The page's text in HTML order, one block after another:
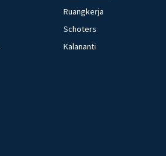
Ruangkerja
Schoters
Kalananti